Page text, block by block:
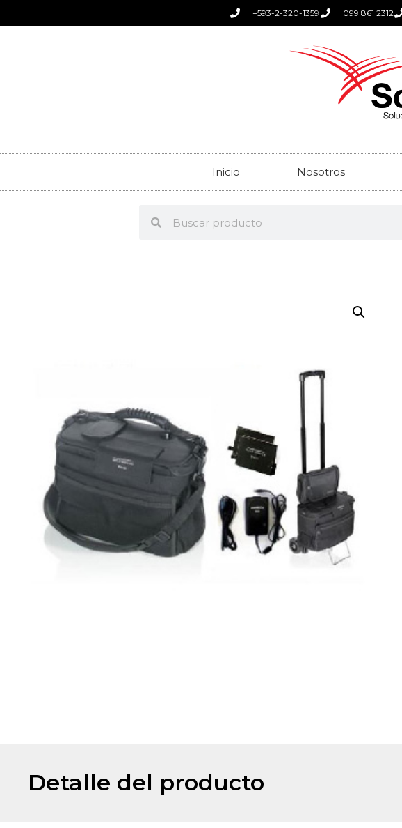
+593-2-320-1359 099 861 2312
Inicio Nosotros
Detalle del producto